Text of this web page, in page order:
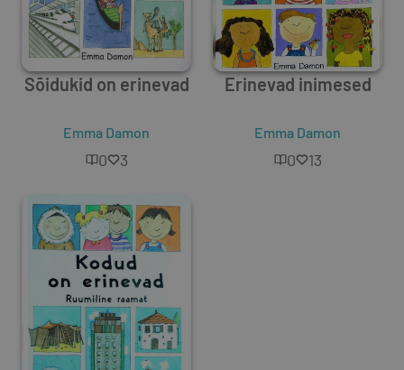
Sõidukid on erinevad
Emma Damon
0 3
Erinevad inimesed
Emma Damon
0 13